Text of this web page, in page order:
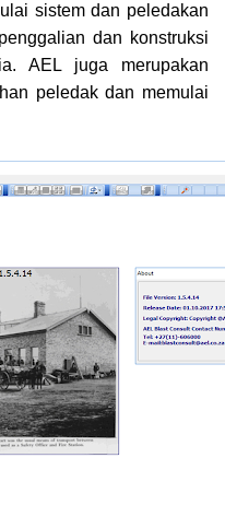
sistem dan peledakan
dan konstruksi
AEL juga merupakan
peledak dan memulai